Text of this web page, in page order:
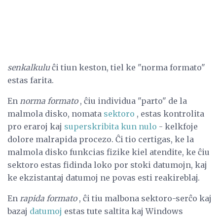
senkalkuluĉi tiun keston, tiel ke "norma formato"
estas farita.
En norma formato, ĉiu individua "parto" de la
malmola disko, nomata sektoro , estas kontrolita
pro eraroj kaj superskribita kun nulo - kelkfoje
dolore malrapida procezo. Ĉi tio certigas, ke la
malmola disko funkcias fizike kiel atendite, ke ĉiu
sektoro estas fidinda loko por stoki datumojn, kaj
ke ekzistantaj datumoj ne povas esti reakireblaj.
En rapida formato, ĉi tiu malbona sektoro-serĉo kaj
bazaj datumoj estas tute saltita kaj Windows